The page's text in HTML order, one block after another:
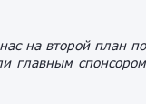
на второй план по
главным спонсором